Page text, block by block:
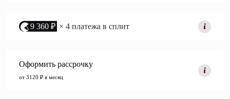
9 360 ₽ × 4 платежа в сплит
Оформить рассрочку
от 3120 ₽ в месяц